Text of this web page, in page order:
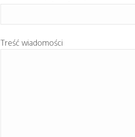
Treść wiadomości